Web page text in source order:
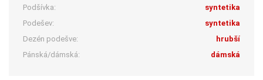
Podšívka:
syntetika
Podešev:
syntetika
Dezén podešve:
hrubší
Pánská/dámská:
dámská